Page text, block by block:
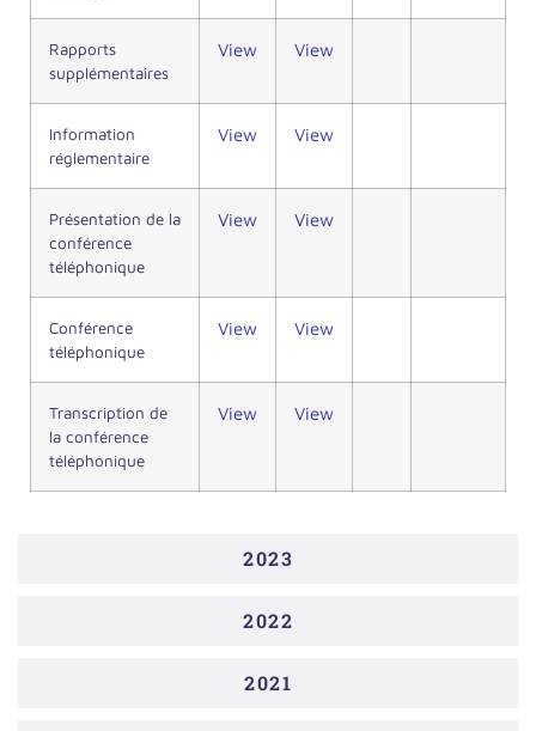
2023
2022
2021
Rapports
supplémentaires
View View
Information
réglementaire
View View
Présentation de la
conférence
téléphonique
View View
Conférence
téléphonique
View View
Transcription de
la conférence
téléphonique
View View